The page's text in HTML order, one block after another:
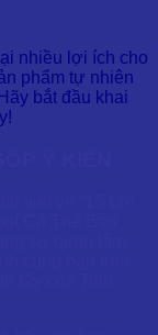
nhiều lợi ích cho
phẩm tự nhiên
bắt đầu khai